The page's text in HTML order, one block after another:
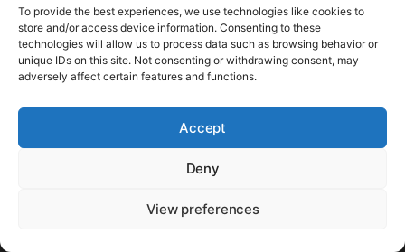
To provide the best experiences, we use technologies like cookies to
store and/or access device information. Consenting to these
technologies will allow us to process data such as browsing behavior or
unique IDs on this site. Not consenting or withdrawing consent, may
adversely affect certain features and functions.
Accept
Deny
View preferences
Următor
Utilizarea Pancakeswap pentru Începători 2024 |
0
This website uses cookies to improve your experience. We'll